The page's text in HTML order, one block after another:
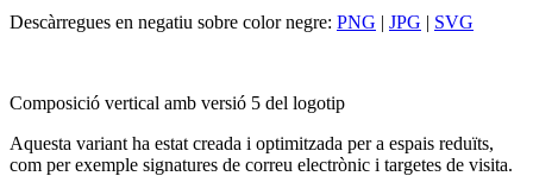
Descàrregues en negatiu sobre color negre: PNG | JPG | SVG
Composició vertical amb versió 5 del logotip
Aquesta variant ha estat creada i optimitzada per a espais reduïts,
com per exemple signatures de correu electrònic i targetes de visita.